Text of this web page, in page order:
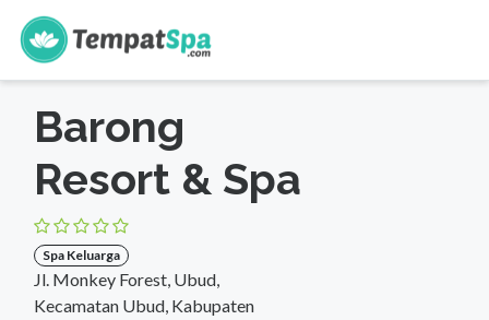
s
Barong
Resort & Spa
Spa Keluarga
Jl. Monkey Forest, Ubud,
Kecamatan Ubud, Kabupaten